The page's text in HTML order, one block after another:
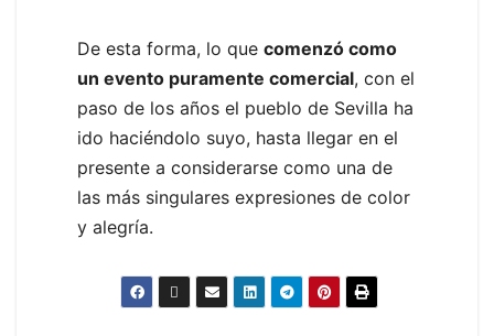
De esta forma, lo que comenzó como
un evento puramente comercial, con el
paso de los años el pueblo de Sevilla ha
ido haciéndolo suyo, hasta llegar en el
presente a considerarse como una de
las más singulares expresiones de color
y alegría.